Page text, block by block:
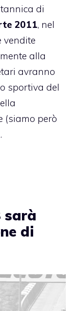
di
2011, nel
vendite
alla
avranno
sportiva del
(siamo però
sarà
di